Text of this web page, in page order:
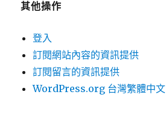
其他操作
登入
訂閱網站內容的資訊提供
訂閱留言的資訊提供
WordPress.org 台灣繁體中文